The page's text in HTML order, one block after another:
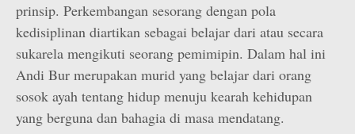
prinsip. Perkembangan sesorang dengan pola
kedisiplinan diartikan sebagai belajar dari atau secara
sukarela mengikuti seorang pemimipin. Dalam hal ini
Andi Bur merupakan murid yang belajar dari orang
sosok ayah tentang hidup menuju kearah kehidupan
yang berguna dan bahagia di masa mendatang.